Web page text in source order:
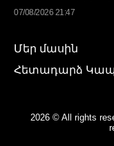
07/08/2026 21:47
Մեր մասին
Հետադարձ
2026 © All rights